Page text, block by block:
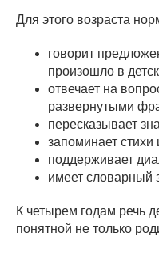
Для этого возраста
говорит
произошло в
отвечает на
развернутыми
пересказывает
запоминает стихи
поддерживает
имеет словарный
К четырем годам речь
понятной не только